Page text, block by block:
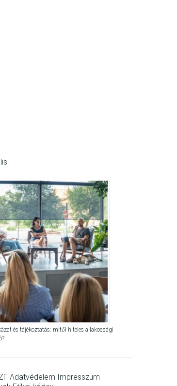
és tájékoztatás: mitől hiteles a lakossági
Adatvédelem Impresszum